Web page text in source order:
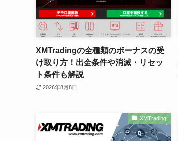
XMTradingの全種類のボーナスの受
け取り方！出金条件や消滅・リセッ
ト条件も解説
2026年8月8日
XMTrading